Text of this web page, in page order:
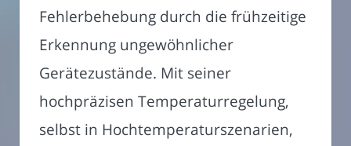
Fehlerbehebung durch die frühzeitige
Erkennung ungewöhnlicher
Gerätezustände. Mit seiner
hochpräzisen Temperaturregelung,
selbst in Hochtemperaturszenarien,